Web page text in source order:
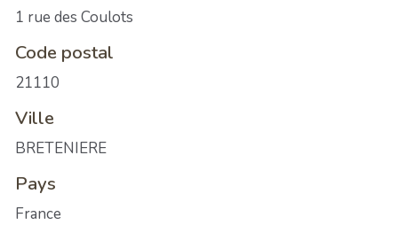
1 rue des Coulots
Code postal
21110
Ville
BRETENIERE
Pays
France